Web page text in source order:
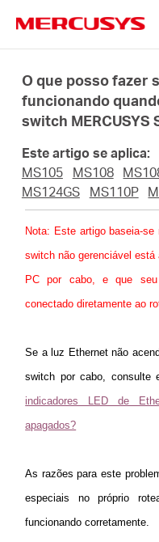
navigation
Produtos
Suporte
Sobre
O que posso fazer
funcionando
switch MERCUSYS
Este artigo se aplica:
MS105
MS108
MS124GS
MS110P
Nota: Este artigo baseia-se
switch não gerenciável
PC por cabo, e que seu
conectado diretamente ao
Se a luz Ethernet não
switch por cabo, consulte
indicadores LED de
apagados?
As razões para este
especiais no próprio
funcionando corretamente.